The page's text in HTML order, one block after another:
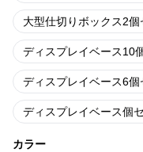
大型仕切りボックス2個
ディスプレイベース10
ディスプレイベース6個
ディスプレイベース個
カラー